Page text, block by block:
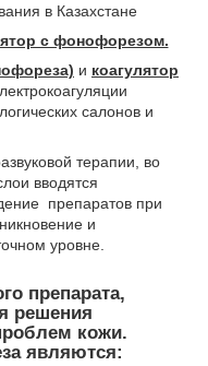
в Казахстане
с фонофорезом.
и коагулятор
салонов и
терапии, во
вводятся
препаратов при
и
уровне.
препарата,
решения
кожи.
являются: